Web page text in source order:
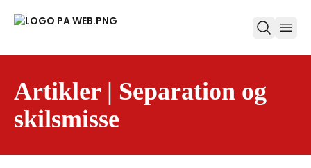
open
Artikler | Separation og
skilsmisse